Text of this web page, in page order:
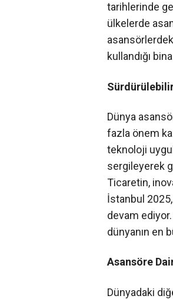
tarihlerinde
ülkelerde
kullandığı
Dünya
fazla önem
teknoloji
sergileyerek
Ticaretin,
İstanbul
devam
dünyanın en
Asansöre
Dünyadaki